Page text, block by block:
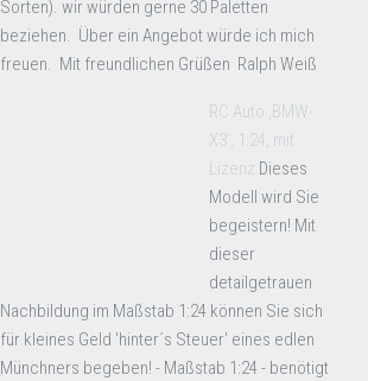
Sorten). wir würden gerne 30 Paletten
beziehen. Über ein Angebot würde ich mich
freuen. Mit freundlichen Grüßen Ralph Weiß
RC Auto ‚BMW-
X3‘, 1:24, mit
Lizenz Dieses
Modell wird Sie
begeistern! Mit
dieser
detailgetrauen
Nachbildung im Maßstab 1:24 können Sie sich
für kleines Geld 'hinter´s Steuer' eines edlen
Münchners begeben! - Maßstab 1:24 - benötigt